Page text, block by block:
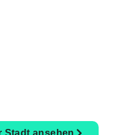
Stadt ansehen